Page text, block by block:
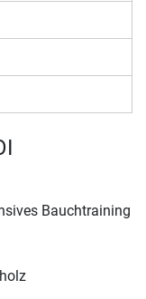
Bauchtraining